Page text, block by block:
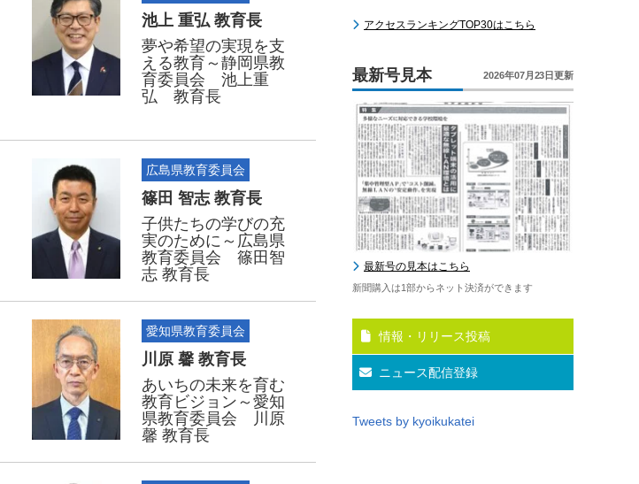
池上 重弘 教育長
夢や希望の実現を支
える教育～静岡県教
育委員会 池上重
弘 教育長
広島県教育委員会
篠田 智志 教育長
子供たちの学びの充
実のために～広島県
教育委員会 篠田智
志 教育長
愛知県教育委員会
川原 馨 教育長
あいちの未来を育む
教育ビジョン～愛知
県教育委員会 川原
馨 教育長
アクセスランキングTOP30はこちら
最新号見本 2026年07月23日更新
最新号の見本はこちら
新聞購入は1部からネット決済ができます
情報・リリース投稿
ニュース配信登録
Tweets by kyoikukatei